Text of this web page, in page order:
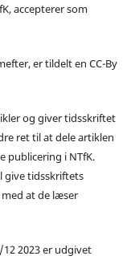
accepterer som
er tildelt en CC-By
og giver tidsskriftet
ret til at dele artiklen
publicering i NTfK.
give tidsskriftets
at de læser
2023 er udgivet